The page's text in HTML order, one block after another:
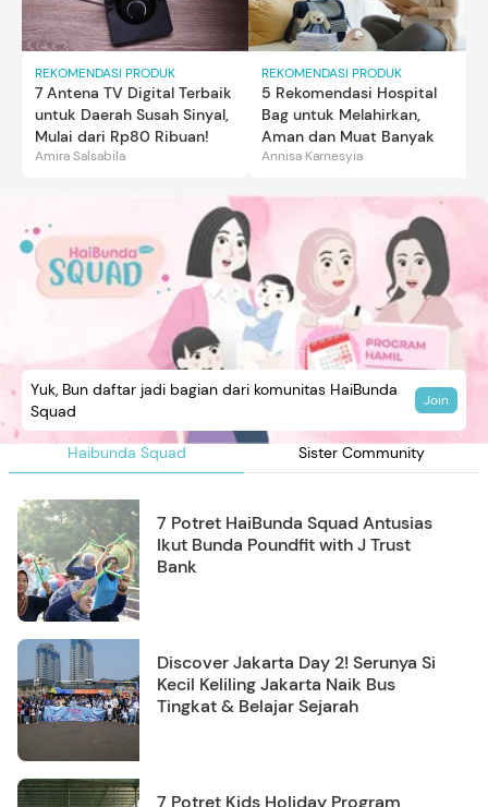
REKOMENDASI PRODUK
7 Antena TV Digital Terbaik
untuk Daerah Susah Sinyal,
Mulai dari Rp80 Ribuan!
Amira Salsabila
REKOMENDASI PRODUK
5 Rekomendasi Hospital
Bag untuk Melahirkan,
Aman dan Muat Banyak
Annisa Karnesyia
Haibunda Squad Sister Community
Yuk, Bun daftar jadi bagian dari komunitas HaiBunda
Squad
Join
7 Potret HaiBunda Squad Antusias
Ikut Bunda Poundfit with J Trust
Bank
Discover Jakarta Day 2! Serunya Si
Kecil Keliling Jakarta Naik Bus
Tingkat & Belajar Sejarah